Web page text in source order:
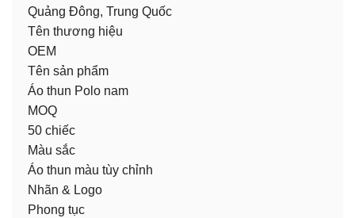
Quảng Đông, Trung Quốc
Tên thương hiệu
OEM
Tên sản phẩm
Áo thun Polo nam
MOQ
50 chiếc
Màu sắc
Áo thun màu tùy chỉnh
Nhãn & Logo
Phong tục